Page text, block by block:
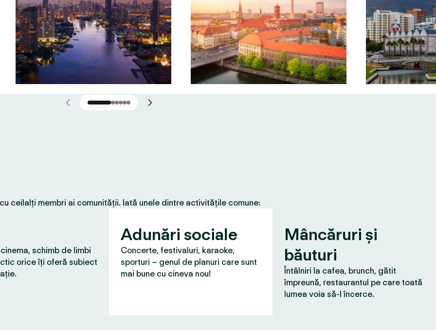
ceilalți membri ai comunității. Iată unele dintre activitățile comune:
schimb de limbi
orice îți oferă subiect
Adunări sociale
Concerte, festivaluri, karaoke,
sporturi – genul de planuri care sunt
mai bune cu cineva nou!
Mâncăruri și
băuturi
Întâlniri la cafea, brunch, gătit
împreună, restaurantul pe care toată
lumea voia să-l încerce.